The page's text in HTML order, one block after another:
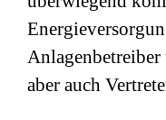
aber auch